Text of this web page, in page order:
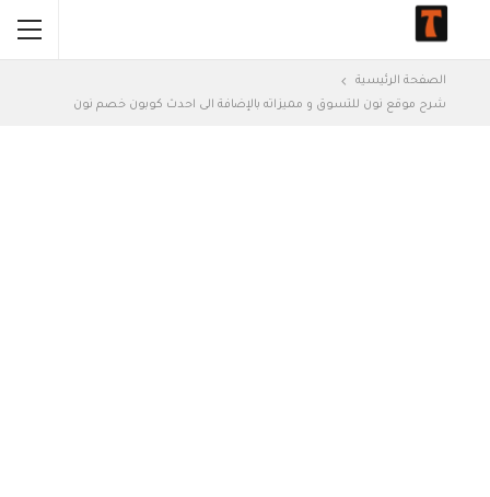
الصفحة الرئيسية
شرح موقع نون للتسوق و مميزاته بالإضافة الى احدث كوبون خصم نون